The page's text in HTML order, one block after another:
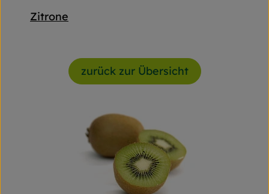
Zitrone
zurück zur Übersicht